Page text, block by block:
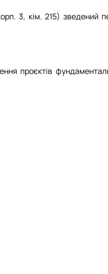
3, кім. 215) зведений
проєктів